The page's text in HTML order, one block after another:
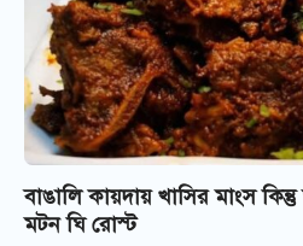
বাঙালি কায়দায় খাসির মাংস কিন্তু
মটন ঘি রোস্ট